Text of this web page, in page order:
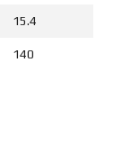
15.4
140